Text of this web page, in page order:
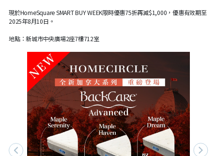
現於HomeSquare SMART BUY WEEK限時優惠75折再減$1,000，優惠有效期至
2025年8月10日。
地點：新城市中央廣場2座7樓712室